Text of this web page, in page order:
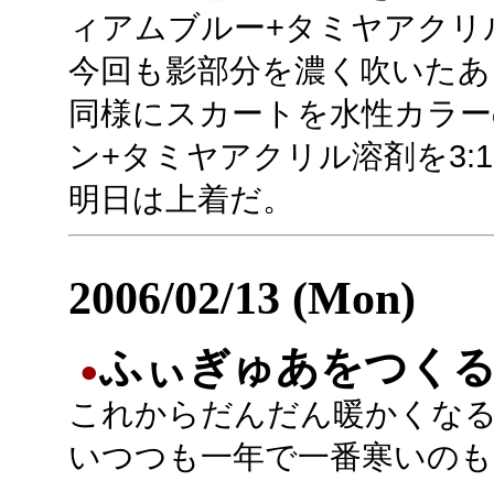
ィアムブルー+タミヤアク
今回も影部分を濃く吹いた
同様にスカートを水性カラ
ン+タミヤアクリル溶剤を
明日は上着だ。
2006/02/13 (Mon)
●ふぃぎゅあをつく
これからだんだん暖かくな
いつつも一年で一番寒いの